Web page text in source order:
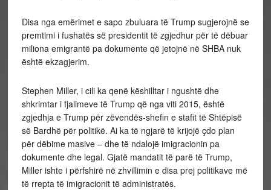
Disa nga emërimet e sapo zbuluara të Trump sugjerojnë se
premtimi i fushatës së presidentit të zgjedhur për të dëbuar
miliona emigrantë pa dokumente që jetojnë në SHBA nuk
është ekzagjerim.
Stephen Miller, i cili ka qenë këshilltar i ngushtë dhe
shkrimtar i fjalimeve të Trump që nga viti 2015, është
zgjedhja e Trump për zëvendës-shefin e stafit të Shtëpisë
së Bardhë për politikë. Ai ka të ngjarë të krijojë çdo plan
për dëbime masive – dhe të ndalojë imigracionin pa
dokumente dhe legal. Gjatë mandatit të parë të Trump,
Miller ishte i përfshirë në zhvillimin e disa prej politikave më
të rrepta të imigracionit të administratës.